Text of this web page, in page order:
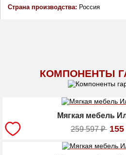
Страна производства: Россия
КОМПОНЕНТЫ
Мягкая мебель
259 597₽